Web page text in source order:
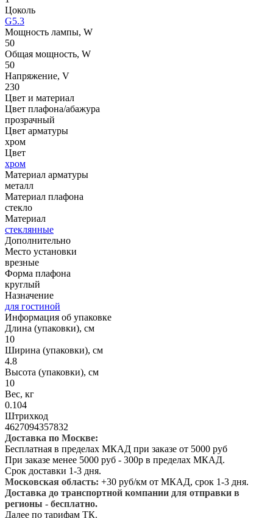
Цоколь
G5.3
Мощность лампы, W
50
Общая мощность, W
50
Напряжение, V
230
Цвет и материал
Цвет плафона/абажура
прозрачный
Цвет арматуры
хром
Цвет
хром
Материал арматуры
металл
Материал плафона
стекло
Материал
стеклянные
Дополнительно
Место установки
врезные
Форма плафона
круглый
Назначение
для гостиной
Информация об упаковке
Длина (упаковки), см
10
Ширина (упаковки), см
4.8
Высота (упаковки), см
10
Вес, кг
0.104
Штрихкод
4627094357832
Доставка по Москве:
Бесплатная в пределах МКАД при заказе от 5000 руб
При заказе менее 5000 руб - 300р в пределах МКАД.
Срок доставки 1-3 дня.
Московская область: +30 руб/км от МКАД, срок 1-3 дня.
Доставка до транспортной компании для отправки в
регионы - бесплатно.
Далее по тарифам ТК.